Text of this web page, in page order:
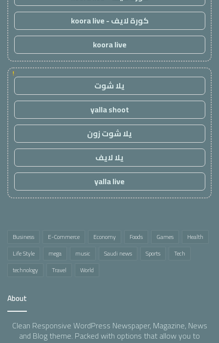
كورة لايف - koora live
koora live
!
يلا شوت
yalla shoot
يلا شوت زون
يلا لايف
yalla live
Business E-Commerce Economy Foods Games
Health
Life Style
mega music Saudi news Sports
Tech
technology
Travel World
About
Clean Responsive WordPress Newspaper, Magazine, News
and Blog theme. Packed with options that allow you to